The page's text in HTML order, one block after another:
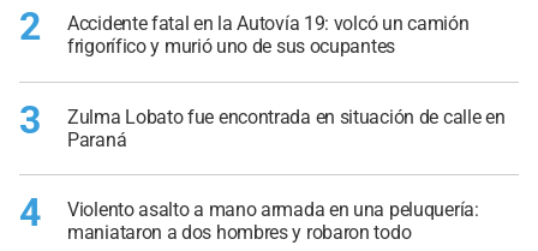
2
Accidente fatal en la Autovía 19: volcó un camión
frigorífico y murió uno de sus ocupantes
3
Zulma Lobato fue encontrada en situación de calle en
Paraná
4
Violento asalto a mano armada en una peluquería:
maniataron a dos hombres y robaron todo